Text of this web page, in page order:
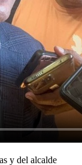
y del alcalde